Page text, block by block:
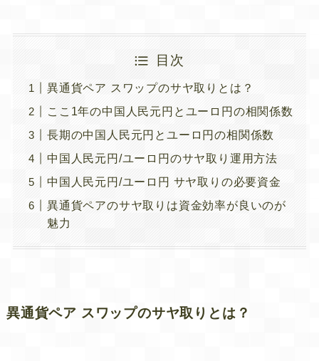
目次
異通貨ペア スワップのサヤ取りとは？
ここ1年の中国人民元円とユーロ円の相関係数
長期の中国人民元円とユーロ円の相関係数
中国人民元円/ユーロ円のサヤ取り運用方法
中国人民元円/ユーロ円 サヤ取りの必要資金
異通貨ペアのサヤ取りは資金効率が良いのが
魅力
異通貨ペア スワップのサヤ取りとは？